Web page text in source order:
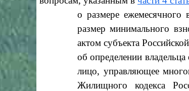
о размере
размер минимального
актом субъекта
об определении
лицо, управляющее
Жилищного кодекса